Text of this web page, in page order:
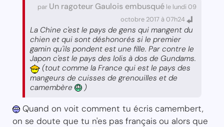
par Un ragoteur Gaulois embusqué le lundi 09
octobre 2017 à 07h24
La Chine c'est le pays de gens qui mangent du
chien et qui sont déshonorés si le premier
gamin qu'ils pondent est une fille. Par contre le
Japon c'est le pays des lolis à dos de Gundams.
(tout comme la France qui est le pays des
mangeurs de cuisses de grenouilles et de
camembère
)
Quand on voit comment tu écris camembert,
on se doute que tu n'es pas français ou alors que